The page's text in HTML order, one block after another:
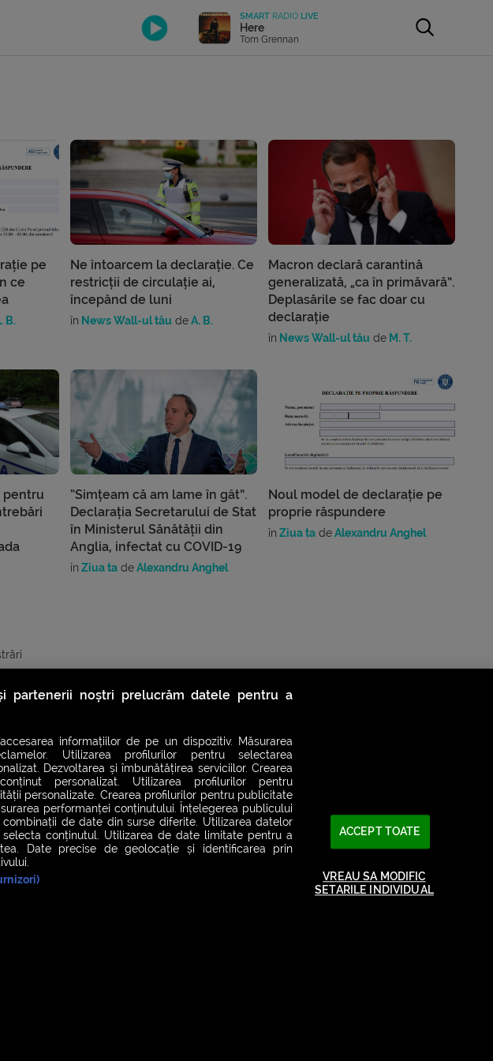
SMART RADIO LIVE
Here
Tom Grennan
pe
ce
B.
Ne întoarcem la declarație. Ce
restricții de circulație ai,
începând de luni
în News Wall-ul tău deA. B.
Macron declară carantină
generalizată, „ca în primăvară”.
Deplasările se fac doar cu
declarație
în News Wall-ul tău de M. T.
pentru
“Simțeam că am lame în gât”.
Declarația Secretarului de Stat
în Ministerul Sănătății din
Anglia, infectat cu COVID-19
în Ziua ta deAlexandru Anghel
Noul model de declarație pe
proprie răspundere
în Ziua ta deAlexandru Anghel
FEVER CONCERT
partenerii noștri prelucrăm datele pentru a
informațiilor de pe un dispozitiv. Măsurarea
Utilizarea profilurilor pentru selectarea
Dezvoltarea și îmbunătățirea serviciilor. Crearea
personalizat. Utilizarea profilurilor pentru
personalizate. Crearea profilurilor pentru publicitate
performanței conținutului. Înțelegerea publicului
de date din surse diferite. Utilizarea datelor
conținutul. Utilizarea de date limitate pentru a
Date precise de geolocație și identificarea prin
ACCEPT TOATE
VREAU SA MODIFIC
SETARILE INDIVIDUAL